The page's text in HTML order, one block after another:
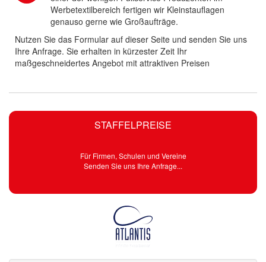
STAFFELPREISE
Für Firmen, Schulen und Vereine
Senden Sie uns Ihre Anfrage...
Werbetextilbereich fertigen wir Kleinstauflagen
genauso gerne wie Großaufträge.
Nutzen Sie das Formular auf dieser Seite und senden Sie uns
Ihre Anfrage. Sie erhalten in kürzester Zeit Ihr
maßgeschneidertes Angebot mit attraktiven Preisen